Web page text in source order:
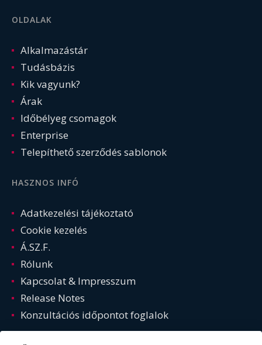
OLDALAK
Alkalmazástár
Tudásbázis
Kik vagyunk?
Árak
Időbélyeg csomagok
Enterprise
Telepíthető szerződés sablonok
HASZNOS INFÓ
Adatkezelési tájékoztató
Cookie kezelés
Á.SZ.F.
Rólunk
Kapcsolat & Impresszum
Release Notes
Konzultációs időpontot foglalok